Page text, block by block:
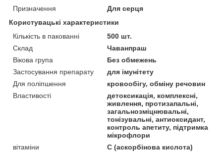
Призначення
Для серця
Користувацькі характеристики
Кількість в пакованні
500 шт.
Склад
Чаванпраш
Вікова група
Без обмежень
Застосування препарату
для імунітету
Для поліпшення
кровообігу, обміну речовин
Властивості
детоксикація, комплексні,
живлення, протизапальні,
загальнозміцнювальні,
тонізувальні, антиоксидант,
контроль апетиту, підтримка
мікрофлори
вітаміни
С (аскорбінова кислота)